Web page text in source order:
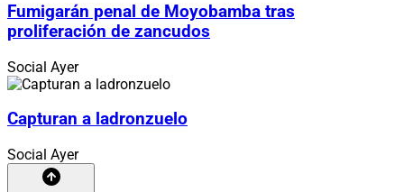
Fumigarán penal de Moyobamba tras
proliferación de zancudos
Social Ayer
Capturan a ladronzuelo
Social Ayer